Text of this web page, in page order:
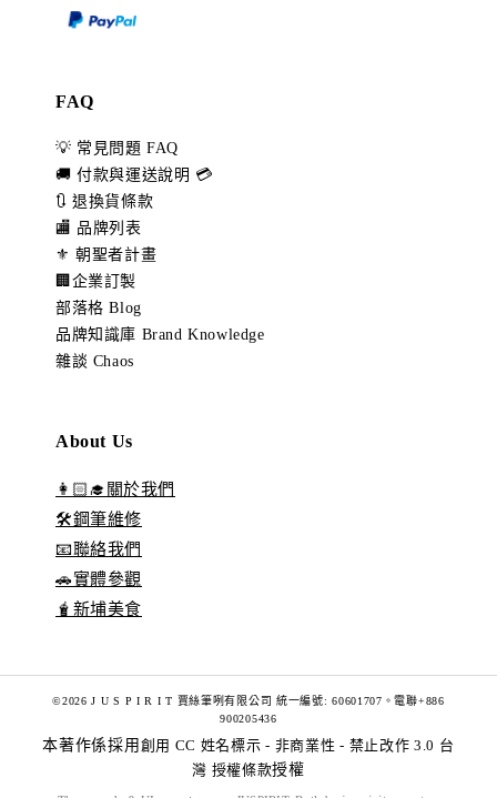
FAQ
💡 常見問題 FAQ
🚚 付款與運送說明 💳
🔃 退換貨條款
🏬 品牌列表
⚜️ 朝聖者計畫
🏢企業訂製
部落格 Blog
品牌知識庫 Brand Knowledge
雜談 Chaos
About Us
👩🏻‍🎓關於我們
🛠️鋼筆維修
📧聯絡我們
🚗實體參觀
🧋新埔美食
©2026 J U S P I R I T 賈絲筆咧有限公司 統一編號: 60601707。電聯+886
900205436
本著作係採用 創用 CC 姓名標示 - 非商業性 - 禁止改作 3.0 台
灣 授權條款授權